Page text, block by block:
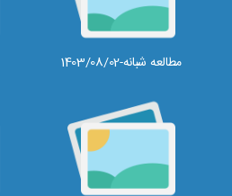
مطالعه شبانه-1403/08/02